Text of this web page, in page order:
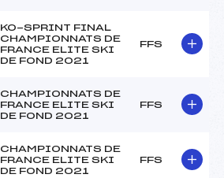
KO-SPRINT FINAL
CHAMPIONNATS DE
FRANCE ELITE SKI
DE FOND 2021
FFS
CHAMPIONNATS DE
FRANCE ELITE SKI
DE FOND 2021
FFS
CHAMPIONNATS DE
FRANCE ELITE SKI
DE FOND 2021
FFS